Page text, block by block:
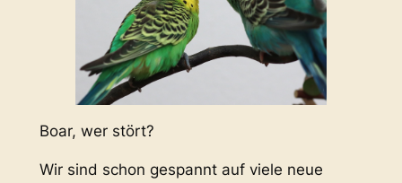
Boar, wer stört?
Wir sind schon gespannt auf viele neue